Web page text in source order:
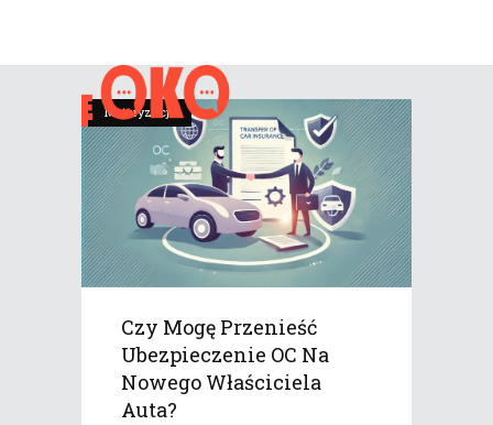
Motoryzacja
Czy Mogę Przenieść
Ubezpieczenie OC Na
Nowego Właściciela
Auta?